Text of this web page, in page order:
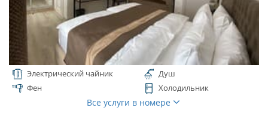
Электрический чайник
Душ
Фен
Холодильник
Все услуги в номере